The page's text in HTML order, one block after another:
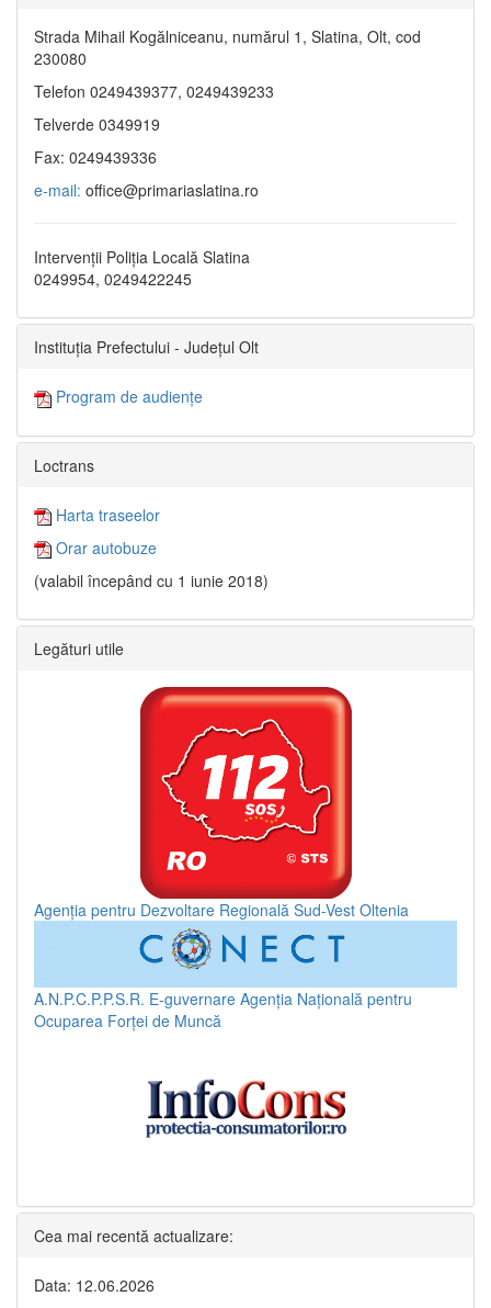
Strada Mihail Kogălniceanu, numărul 1, Slatina, Olt, cod
230080
Telefon 0249439377, 0249439233
Telverde 0349919
Fax: 0249439336
e-mail: office@primariaslatina.ro
Intervenții Poliția Locală Slatina
0249954, 0249422245
Instituția Prefectului - Județul Olt
Program de audiențe
Loctrans
Harta traseelor
Orar autobuze
(valabil începând cu 1 iunie 2018)
Legături utile
Agenția pentru Dezvoltare Regională Sud-Vest Oltenia
A.N.P.C.P.P.S.R. E-guvernare Agenția Națională pentru
Ocuparea Forței de Muncă
Cea mai recentă actualizare:
Data: 12.06.2026